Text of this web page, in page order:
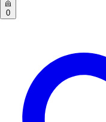
0